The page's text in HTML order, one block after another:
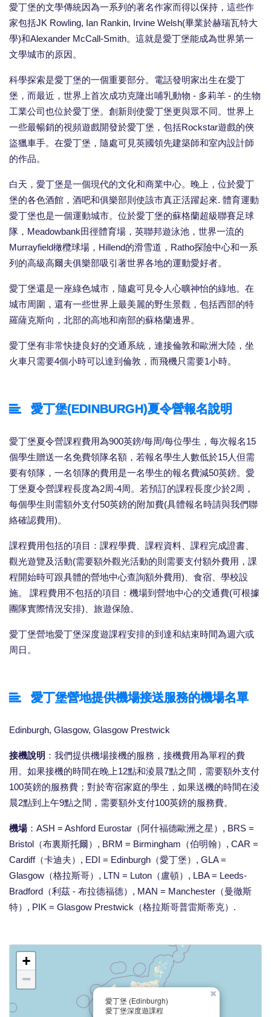
愛丁堡的文學傳統因為一系列的著名作家而得以保持，這些作
家包括JK Rowling, Ian Rankin, Irvine Welsh(畢業於赫瑞瓦特大
學)和Alexander McCall-Smith。這就是愛丁堡能成為世界第一
文學城市的原因。
科學探索是愛丁堡的一個重要部分。電話發明家出生在愛丁
堡，而最近，世界上首次成功克隆出哺乳動物 - 多莉羊 - 的生物
工業公司也位於愛丁堡。創新則使愛丁堡更與眾不同。世界上
一些最暢銷的視頻遊戲開發於愛丁堡，包括Rockstar遊戲的俠
盜獵車手。在愛丁堡，隨處可見英國領先建築師和室內設計師
的作品。
白天，愛丁堡是一個現代的文化和商業中心。晚上，位於愛丁
堡的各色酒館，酒吧和俱樂部則使該市真正活躍起來. 體育運動
愛丁堡也是一個運動城市。位於愛丁堡的蘇格蘭超級聯賽足球
隊，Meadowbank田徑體育場，英聯邦遊泳池，世界一流的
Murrayfield橄欖球場，Hillend的滑雪道，Ratho探險中心和一系
列的高級高爾夫俱樂部吸引著世界各地的運動愛好者。
愛丁堡還是一座綠色城市，隨處可見令人心曠神怡的綠地。在
城市周圍，還有一些世界上最美麗的野生景觀，包括西部的特
羅薩克斯向，北部的高地和南部的蘇格蘭邊界。
愛丁堡有非常快捷良好的交通系統，連接倫敦和歐洲大陸，坐
火車只需要4個小時可以達到倫敦，而飛機只需要1小時。
愛丁堡(EDINBURGH)夏令營報名說明
愛丁堡夏令營課程費用為900英鎊/每周/每位學生，每次報名15
個學生贈送一名免費領隊名額，若報名學生人數低於15人但需
要有領隊，一名領隊的費用是一名學生的報名費減50英鎊。愛
丁堡夏令營課程長度為2周-4周。若預訂的課程長度少於2周，
每個學生則需額外支付50英鎊的附加費(具體報名時請與我們聯
絡確認費用)。
課程費用包括的項目：課程學費、課程資料、課程完成證書、
觀光遊覽及活動(需要額外觀光活動的則需要支付額外費用，課
程開始時可跟具體的營地中心查詢額外費用)、食宿、學校設
施。 課程費用不包括的項目：機場到營地中心的交通費(可根據
團隊實際情況安排)、旅遊保險。
愛丁堡營地愛丁堡深度遊課程安排的到達和結束時間為週六或
周日。
愛丁堡營地提供機場接送服務的機場名單
Edinburgh, Glasgow, Glasgow Prestwick
接機說明 ：我們提供機場接機的服務，接機費用為單程的費
用。如果接機的時間在晚上12點和淩晨7點之間，需要額外支付
100英鎊的服務費；對於寄宿家庭的學生，如果送機的時間在淩
晨2點到上午9點之間，需要額外支付100英鎊的服務費。
機場 ：ASH = Ashford Eurostar（阿什福德歐洲之星）, BRS =
Bristol（布裏斯托爾）, BRM = Birmingham（伯明翰）, CAR =
Cardiff（卡迪夫）, EDI = Edinburgh（愛丁堡）, GLA =
Glasgow（格拉斯哥）, LTN = Luton（盧頓）, LBA = Leeds-
Bradford（利茲 - 布拉德福德）, MAN = Manchester（曼徹斯
特）, PIK = Glasgow Prestwick（格拉斯哥普雷斯蒂克）.
愛丁堡 (Edinburgh)
愛丁堡深度遊課程
×
+
−